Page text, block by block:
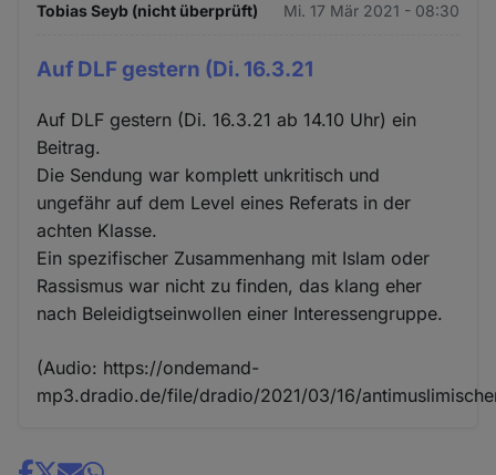
Tobias Seyb (nicht überprüft) Mi. 17 Mär 2021 - 08:30
Auf DLF gestern (Di. 16.3.21
Auf DLF gestern (Di. 16.3.21 ab 14.10 Uhr) ein
Beitrag.
Die Sendung war komplett unkritisch und
ungefähr auf dem Level eines Referats in der
achten Klasse.
Ein spezifischer Zusammenhang mit Islam oder
Rassismus war nicht zu finden, das klang eher
nach Beleidigtseinwollen einer Interessengruppe.
(Audio: https://ondemand-
mp3.dradio.de/file/dradio/2021/03/16/